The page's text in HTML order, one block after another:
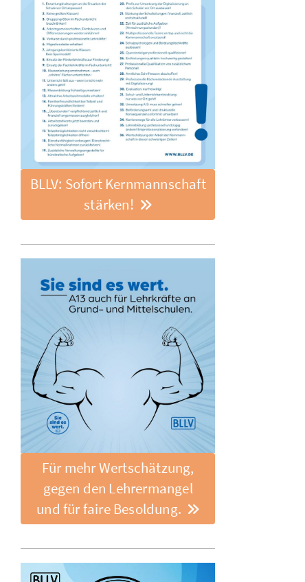
BLLV: Sofort Kernmannschaft
stärken!
Für mehr Wertschätzung,
gegen den Lehrermangel
und für faire Besoldung.